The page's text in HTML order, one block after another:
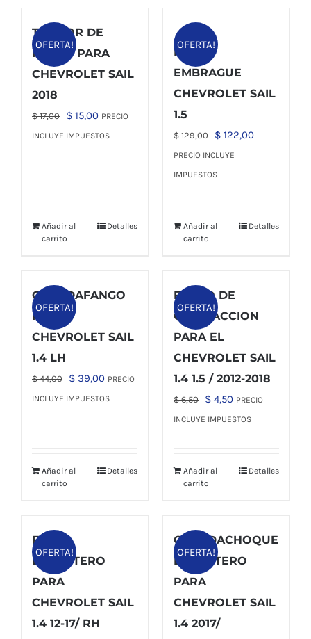
OFERTA!
TAMBOR DE
FRENO PARA
CHEVROLET SAIL
2018
$17,00
El
precio
$ 15,00El
precio
PRECIO
INCLUYE IMPUESTOS
Añadir al
carrito
Detalles
OFERTA!
KIT DE
EMBRAGUE
CHEVROLET SAIL
1.5
$129,00
El
precio
original
$ 122,00El
PRECIO INCLUYE
IMPUESTOS
Añadir al
carrito
Detalles
OFERTA!
GUARDAFANGO
PARA
CHEVROLET SAIL
1.4 LH
$44,00
El
precio
$ 39,00El
precio
PRECIO
INCLUYE IMPUESTOS
Añadir al
carrito
Detalles
OFERTA!
FILTRO DE
CALEFACCION
PARA EL
CHEVROLET SAIL
1.4 1.5 / 2012-2018
$6,50
El
precio
$ 6,50.
$ 4,50El
precio
$ 4,50.
PRECIO
INCLUYE IMPUESTOS
Añadir al
carrito
Detalles
OFERTA!
FARO
DELANTERO
PARA
CHEVROLET SAIL
1.4 12-17/ RH
OFERTA!
GUARDACHOQUE
DELANTERO
PARA
CHEVROLET SAIL
1.4 2017/